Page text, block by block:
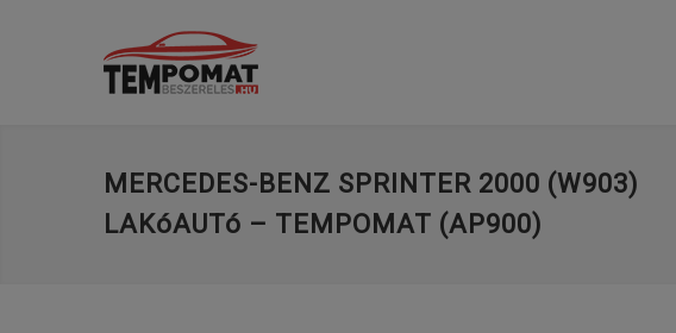
MERCEDES-BENZ SPRINTER 2000 (W903)
LAKóAUTó – TEMPOMAT (AP900)